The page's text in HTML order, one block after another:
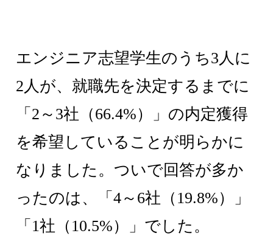
エンジニア志望学生のうち3人に
2人が、就職先を決定するまでに
「2～3社（66.4%）」の内定獲得
を希望していることが明らかに
なりました。ついで回答が多か
ったのは、「4～6社（19.8%）」
「1社（10.5%）」でした。